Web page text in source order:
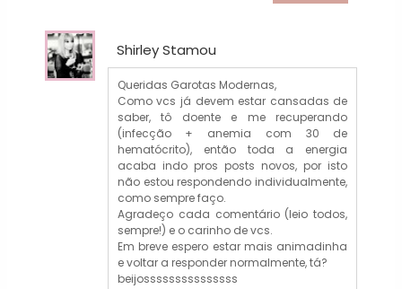
Shirley Stamou
Queridas Garotas Modernas,
Como vcs já devem estar cansadas de
saber, tô doente e me recuperando
(infecção + anemia com 30 de
hematócrito), então toda a energia
acaba indo pros posts novos, por isto
não estou respondendo individualmente,
como sempre faço.
Agradeço cada comentário (leio todos,
sempre!) e o carinho de vcs.
Em breve espero estar mais animadinha
e voltar a responder normalmente, tá?
beijosssssssssssssss